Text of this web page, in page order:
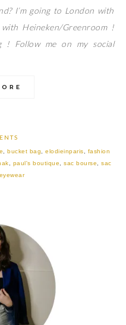
I’m going to London with
Heineken/Greenroom !
! Follow me on my social
, bucket bag,elodieinparis, fashion
, paul's boutique,sac bourse,sac